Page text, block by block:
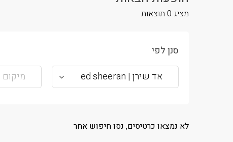
מציג 0 תוצאות
סנן לפי
אד שירן | ed sheeran
מיקום
לא נמצאו כרטיסים, נסו חיפוש אחר